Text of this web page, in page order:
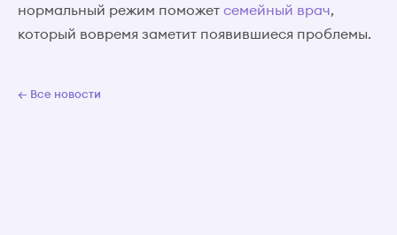
нормальный режим поможет семейный врач,
который вовремя заметит появившиеся проблемы.
← Все новости